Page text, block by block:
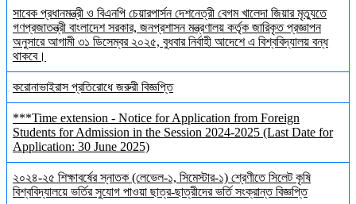
সাবেক প্রধানমন্ত্রী ও বিএনপি চেয়ারপার্সন দেশনেত্রী বেগম খালেদা জিয়ার মৃত্যুতে
গণপ্রজাতন্ত্রী বাংলাদেশ সরকার, জনপ্রশাসন মন্ত্রণালয় কর্তৃক জারিকৃত প্রজ্ঞাপন
অনুসারে আগামী ৩১ ডিসেম্বর ২০২৫, বুধবার নির্বাহী আদেশে এ বিশ্ববিদ্যালয় বন্ধ
থাকবে।
করোনাভাইরাস প্রতিরোধে জরুরী বিজ্ঞপ্তি
***Time extension - Notice for Application from Foreign
Students for Admission in the Session 2024-2025 (Last Date for
Application: 30 June 2025)
২০২৪-২৫ শিক্ষাবর্ষের স্নাতক (লেভেল-১, সিমেস্টার-১) শ্রেণীতে সিলেট কৃষি
বিশ্ববিদ্যালয়ে ভর্তির সুযোগ পাওয়া ছাত্র-ছাত্রীদের ভর্তি সংক্রান্ত বিজ্ঞপ্তি